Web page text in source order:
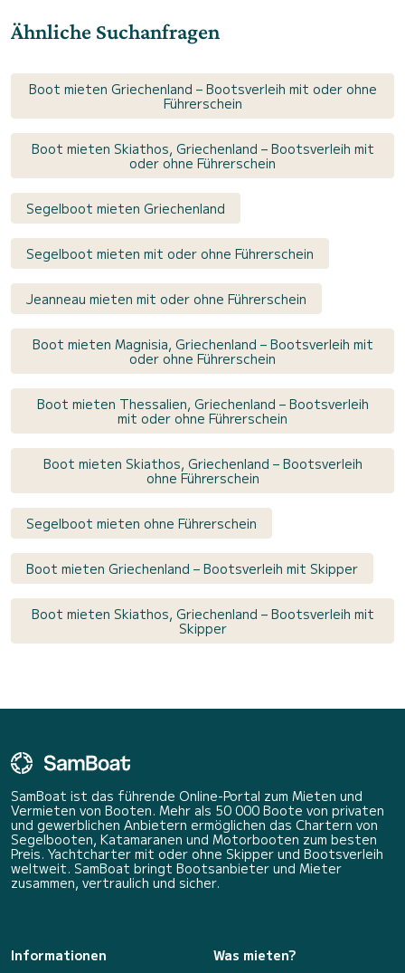
Ähnliche Suchanfragen
Boot mieten Griechenland – Bootsverleih mit oder ohne
Führerschein
Boot mieten Skiathos, Griechenland – Bootsverleih mit
oder ohne Führerschein
Segelboot mieten Griechenland
Segelboot mieten mit oder ohne Führerschein
Jeanneau mieten mit oder ohne Führerschein
Boot mieten Magnisia, Griechenland – Bootsverleih mit
oder ohne Führerschein
Boot mieten Thessalien, Griechenland – Bootsverleih
mit oder ohne Führerschein
Boot mieten Skiathos, Griechenland – Bootsverleih
ohne Führerschein
Segelboot mieten ohne Führerschein
Boot mieten Griechenland – Bootsverleih mit Skipper
Boot mieten Skiathos, Griechenland – Bootsverleih mit
Skipper
SamBoat ist das führende Online-Portal zum Mieten und
Vermieten von Booten. Mehr als 50 000 Boote von privaten
und gewerblichen Anbietern ermöglichen das Chartern von
Segelbooten, Katamaranen und Motorbooten zum besten
Preis. Yachtcharter mit oder ohne Skipper und Bootsverleih
weltweit. SamBoat bringt Bootsanbieter und Mieter
zusammen, vertraulich und sicher.
Informationen
Was mieten?